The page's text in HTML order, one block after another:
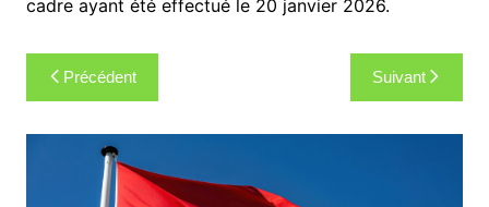
cadre ayant été effectué le 20 janvier 2026.
Navigation
de
l’article
Précédent Suivant